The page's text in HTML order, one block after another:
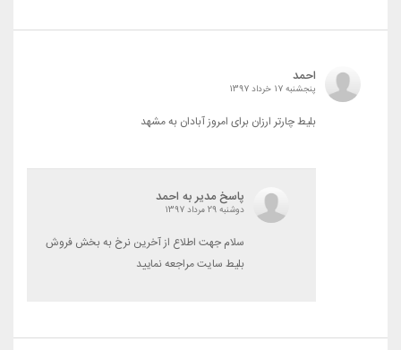
احمد
پنجشنبه 17 خرداد 1397
بلیط چارتر ارزان برای امروز آبادان به مشهد
پاسخ مدیر به احمد
دوشنبه 29 مرداد 1397
سلام جهت اطلاع از آخرین نرخ به بخش فروش
بلیط سایت مراجعه نمایید